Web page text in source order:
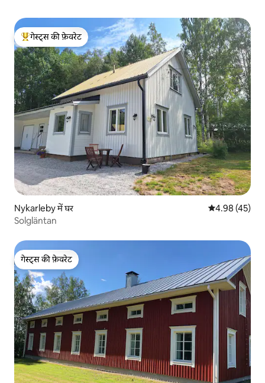
गेस्ट्स का टॉप फ़ेवरेट
गेस्ट्स की फ़ेवरेट
Nykarleby में घर औसत रेटिंग 5 में
4.98 (45)
Solgläntan
गेस्ट्स की फ़ेवरेट
गेस्ट्स की फ़ेवरेट